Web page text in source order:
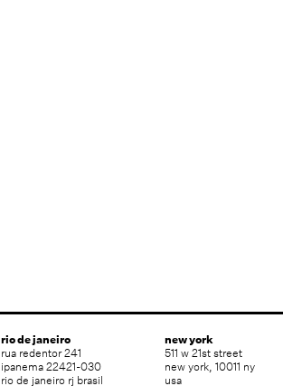
new york
511 w 21st street
new york, 10011 ny
usa
rio de janeiro
rua redentor 241
ipanema 22421-030
rio de janeiro rj brasil